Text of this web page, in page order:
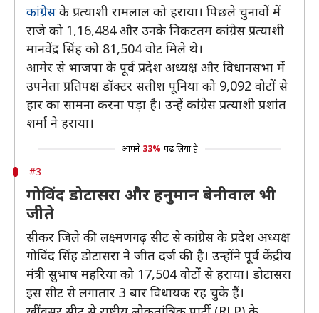
कांग्रेसके प्रत्याशी रामलाल को हराया। पिछले चुनावों में
राजे को 1,16,484 और उनके निकटतम कांग्रेस प्रत्याशी
मानवेंद्र सिंह को 81,504 वोट मिले थे।
आमेर से भाजपा के पूर्व प्रदेश अध्यक्ष और विधानसभा में
उपनेता प्रतिपक्ष डॉक्टर सतीश पूनिया को 9,092 वोटों से
हार का सामना करना पड़ा है। उन्हें कांग्रेस प्रत्याशी प्रशांत
शर्मा ने हराया।
आपने 33% पढ़ लिया है
#3
गोविंद डोटासरा और हनुमान बेनीवाल भी
जीते
सीकर जिले की लक्ष्मणगढ़ सीट से कांग्रेस के प्रदेश अध्यक्ष
गोविंद सिंह डोटासरा ने जीत दर्ज की है। उन्होंने पूर्व केंद्रीय
मंत्री सुभाष महरिया को 17,504 वोटों से हराया। डोटासरा
इस सीट से लगातार 3 बार विधायक रह चुके हैं।